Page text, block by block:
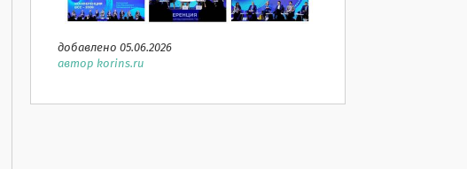
добавлено 05.06.2026
автор korins.ru